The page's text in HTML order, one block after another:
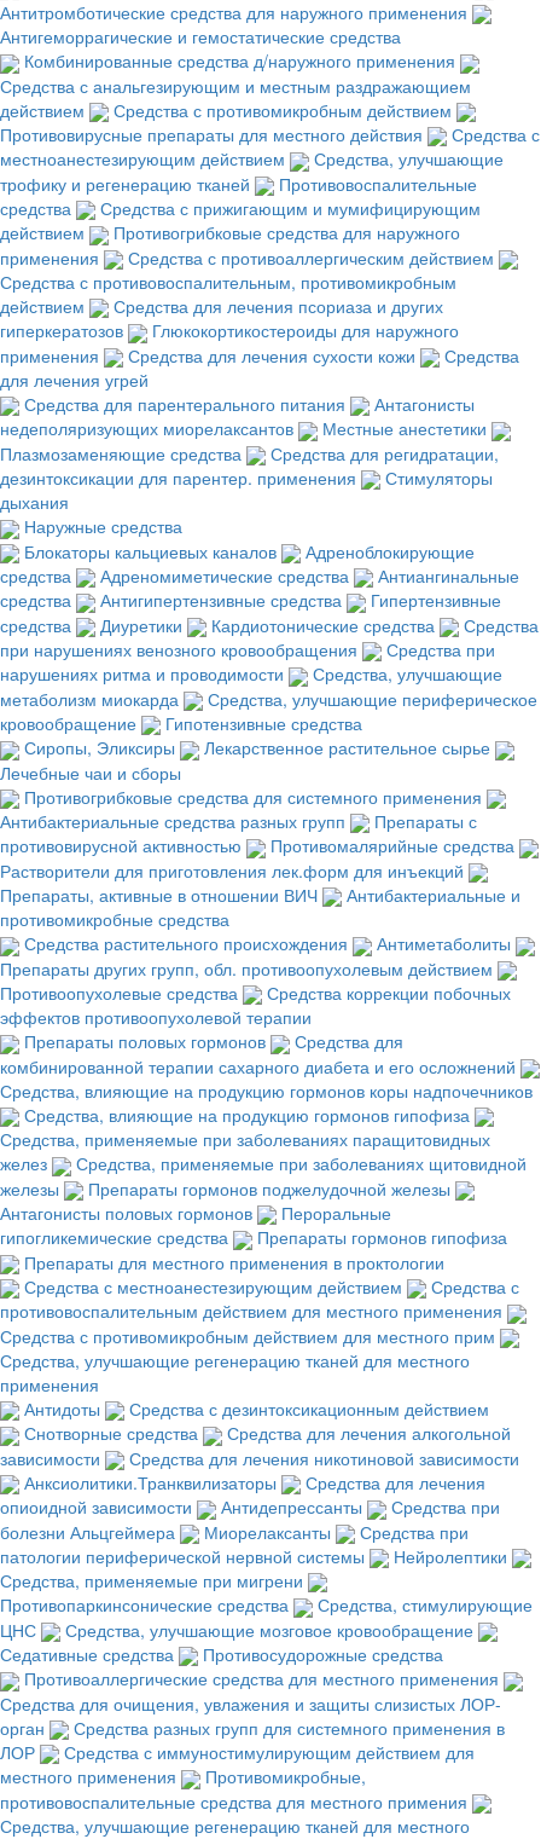
Антитромботические средства для наружного применения
Антигеморрагические и гемостатические средства
Комбинированные средства д/наружного применения
Средства с анальгезирующим и местным раздражающием
действием
Средства с противомикробным действием
Противовирусные препараты для местного действия
Средства с
местноанестезирующим действием
Средства, улучшающие
трофику и регенерацию тканей
Противовоспалительные
средства
Средства с прижигающим и мумифицирующим
действием
Противогрибковые средства для наружного
применения
Средства с противоаллергическим действием
Средства с противовоспалительным, противомикробным
действием
Средства для лечения псориаза и других
гиперкератозов
Глюкокортикостероиды для наружного
применения
Средства для лечения сухости кожи
Средства
для лечения угрей
Средства для парентерального питания
Антагонисты
недеполяризующих миорелаксантов
Местные анестетики
Плазмозаменяющие средства
Средства для регидратации,
дезинтоксикации для парентер. применения
Стимуляторы
дыхания
Наружные средства
Блокаторы кальциевых каналов
Адреноблокирующие
средства
Адреномиметические средства
Антиангинальные
средства
Антигипертензивные средства
Гипертензивные
средства
Диуретики Кардиотонические средства
Средства
при нарушениях венозного кровообращения
Средства при
нарушениях ритма и проводимости
Средства, улучшающие
метаболизм миокарда
Средства, улучшающие периферическое
кровообращение
Гипотензивные средства
Сиропы, Эликсиры
Лекарственное растительное сырье
Лечебные чаи и сборы
Противогрибковые средства для системного применения
Антибактериальные средства разных групп
Препараты с
противовирусной активностью
Противомалярийные средства
Растворители для приготовления лек.форм для инъекций
Препараты, активные в отношении ВИЧ
Антибактериальные и
противомикробные средства
Средства растительного происхождения
Антиметаболиты
Препараты других групп, обл. противоопухолевым действием
Противоопухолевые средства
Средства коррекции побочных
эффектов противоопухолевой терапии
Препараты половых гормонов
Средства для
комбинированной терапии сахарного диабета и его осложнений
Средства, влияющие на продукцию гормонов коры надпочечников
Средства, влияющие на продукцию гормонов гипофиза
Средства, применяемые при заболеваниях паращитовидных
желез
Средства, применяемые при заболеваниях щитовидной
железы
Препараты гормонов поджелудочной железы
Антагонисты половых гормонов
Пероральные
гипогликемические средства
Препараты гормонов гипофиза
Препараты для местного применения в проктологии
Средства с местноанестезирующим действием
Средства с
противовоспалительным действием для местного применения
Средства с противомикробным действием для местного прим
Средства, улучшающие регенерацию тканей для местного
применения
Антидоты
Средства с дезинтоксикационным действием
Снотворные средства
Средства для лечения алкогольной
зависимости
Средства для лечения никотиновой зависимости
Анксиолитики.Транквилизаторы
Средства для лечения
опиоидной зависимости
Антидепрессанты
Средства при
болезни Альцгеймера
Миорелаксанты
Средства при
патологии периферической нервной системы
Нейролептики
Средства, применяемые при мигрени
Противопаркинсонические средства
Средства, стимулирующие
ЦНС
Средства, улучшающие мозговое кровообращение
Седативные средства
Противосудорожные средства
Противоаллергические средства для местного применения
Средства для очищения, увлажения и защиты слизистых ЛОР-
орган
Средства разных групп для системного применения в
ЛОР
Средства с иммуностимулирующим действием для
местного применения
Противомикробные,
противовоспалительные средства для местного примения
Средства, улучшающие регенерацию тканей для местного